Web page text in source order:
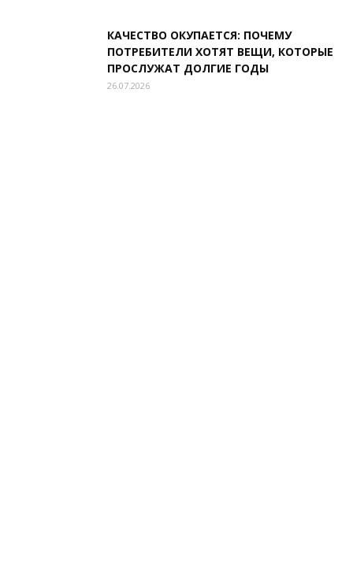
КАЧЕСТВО ОКУПАЕТСЯ: ПОЧЕМУ
ПОТРЕБИТЕЛИ ХОТЯТ ВЕЩИ, КОТОРЫЕ
ПРОСЛУЖАТ ДОЛГИЕ ГОДЫ
26.07.2026